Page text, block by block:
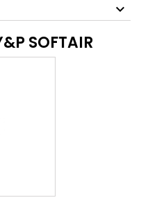
SOFTAIR